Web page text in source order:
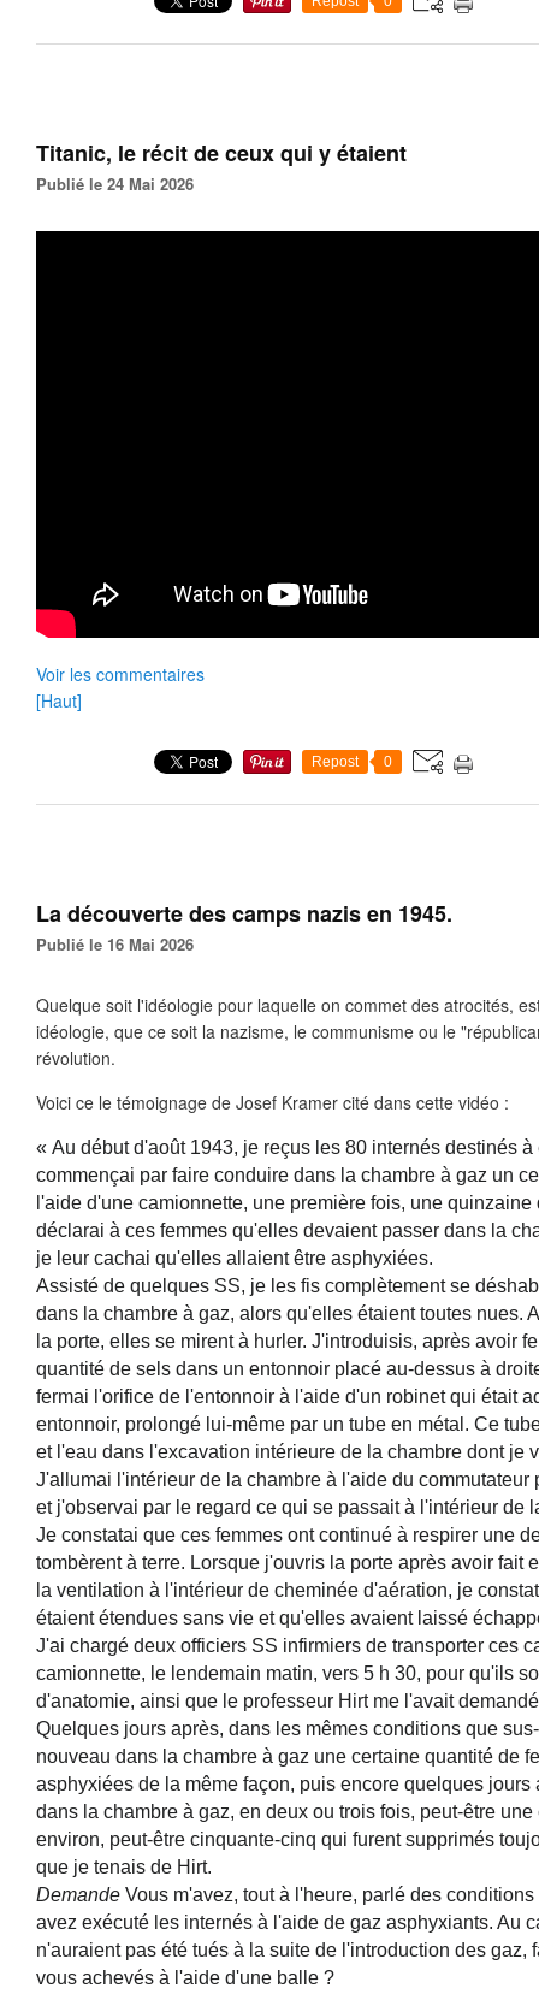
Titanic, le récit de ceux qui y étaient
Publié le 24 Mai 2026
Voir les commentaires
[Haut]
Repost 0
La découverte des camps nazis en 1945.
Publié le 16 Mai 2026
Quelque soit l'idéologie pour laquelle on commet des atrocités,
idéologie, que ce soit la nazisme, le communisme ou le
révolution.
Voici ce le témoignage de Josef Kramer cité dans cette vidéo :
« Au début d'août 1943, je reçus les 80 internés destinés à
commençai par faire conduire dans la chambre à gaz un
l'aide d'une camionnette, une première fois, une
déclarai à ces femmes qu'elles devaient passer dans la
je leur cachai qu'elles allaient être asphyxiées.
Assisté de quelques SS, je les fis complètement se
dans la chambre à gaz, alors qu'elles étaient toutes nues.
la porte, elles se mirent à hurler. J'introduisis, après avoir
quantité de sels dans un entonnoir placé au-dessus à
fermai l'orifice de l'entonnoir à l'aide d'un robinet qui était
entonnoir, prolongé lui-même par un tube en métal. Ce
et l'eau dans l'excavation intérieure de la chambre dont je
J'allumai l'intérieur de la chambre à l'aide du commutateur
et j'observai par le regard ce qui se passait à l'intérieur de
Je constatai que ces femmes ont continué à respirer une
tombèrent à terre. Lorsque j'ouvris la porte après avoir fait
la ventilation à l'intérieur de cheminée d'aération, je
étaient étendues sans vie et qu'elles avaient laissé
J'ai chargé deux officiers SS infirmiers de transporter ces
camionnette, le lendemain matin, vers 5 h 30, pour qu'ils
d'anatomie, ainsi que le professeur Hirt me l'avait
Quelques jours après, dans les mêmes conditions que
nouveau dans la chambre à gaz une certaine quantité de
asphyxiées de la même façon, puis encore quelques jours
dans la chambre à gaz, en deux ou trois fois, peut-être
environ, peut-être cinquante-cinq qui furent supprimés
que je tenais de Hirt.
Demande Vous m'avez, tout à l'heure, parlé des
avez exécuté les internés à l'aide de gaz asphyxiants. Au
n'auraient pas été tués à la suite de l'introduction des gaz,
vous achevés à l'aide d'une balle ?